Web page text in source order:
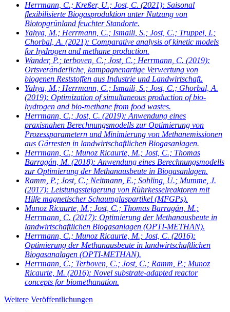
Herrmann, C.; Kreßer, U.; Jost, C. (2021): Saisonal
flexibilisierte Biogasproduktion unter Nutzung von
Biotopgrünland feuchter Standorte.
Yahya, M.; Herrmann, C.; Ismaili, S.; Jost, C.; Truppel, I.;
Chorbal, A. (2021): Comparative analysis of kinetic models
for hydrogen and methane production.
Wander, P.; terboven, C.; Jost, C.; Herrmann, C. (2019):
Ortsveränderliche, kampagnenartige Verwertung von
biogenen Reststoffen aus Industrie und Landwirtschaft.
Yahya, M.; Herrmann, C.; Ismaili, S.; Jost, C.; Ghorbal, A.
(2019): Optimization of simultaneous production of bio-
hydrogen and bio-methane from food wastes.
Herrmann, C.; Jost, C. (2019): Anwendung eines
praxisnahen Berechnungsmodells zur Optimierung von
Prozessparametern und Minimierung von Methanemissionen
aus Gärresten in landwirtschaftlichen Biogasanlagen.
Herrmann, C.; Munoz Ricaurte, M.; Jost, C.; Thomas
Barragán, M. (2018): Anwendung eines Berechnungsmodells
zur Optimierung der Methanausbeute in Biogasanlagen.
Ramm, P.; Jost, C.; Neitmann, E.; Sohling, U.; Mumme, J.
(2017): Leistungssteigerung von Rührkesselreaktoren mit
Hilfe magnetischer Schaumglaspartikel (MFGPs).
Munoz Ricaurte, M.; Jost, C.; Thomas Barragán, M.;
Herrmann, C. (2017): Optimierung der Methanausbeute in
landwirtschaftlichen Biogasanlagen (OPTI-METHAN).
Herrmann, C.; Munoz Ricaurte, M.; Jost, C. (2016):
Optimierung der Methanausbeute in landwirtschaftlichen
Biogasanalagen (OPTI-METHAN).
Herrmann, C.; Terboven, C.; Jost, C.; Ramm, P.; Munoz
Ricaurte, M. (2016): Novel substrate-adapted reactor
concepts for biomethanation.
Weitere Veröffentlichungen